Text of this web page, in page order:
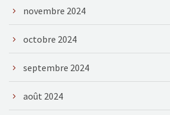
novembre 2024
octobre 2024
septembre 2024
août 2024